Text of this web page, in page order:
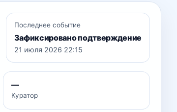
Последнее событие
Зафиксировано подтверждение
21 июля 2026 22:15
—
Куратор